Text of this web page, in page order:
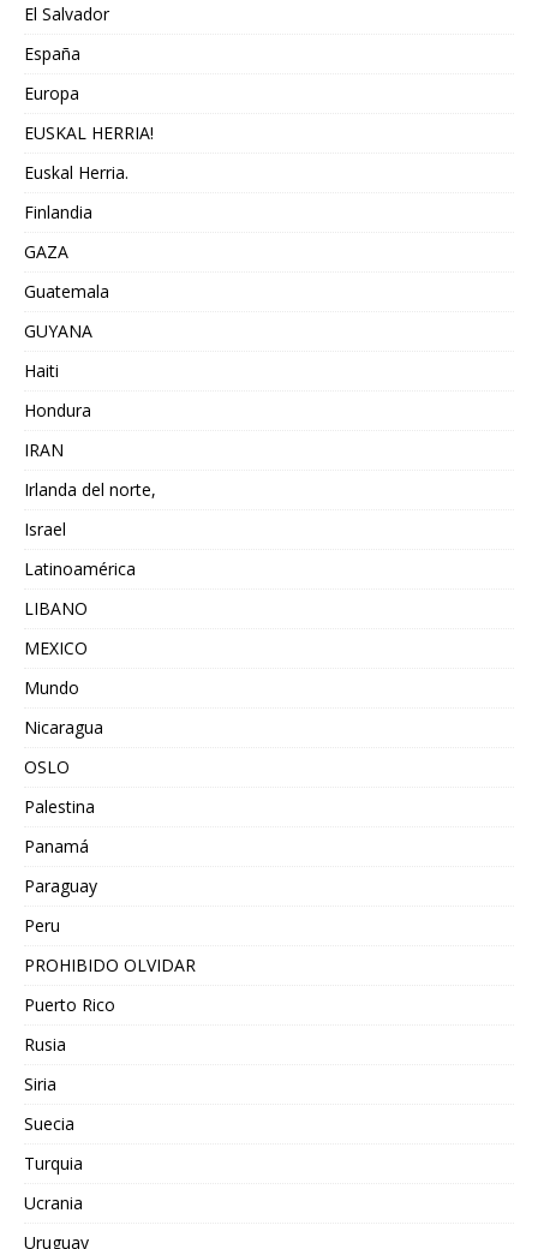
El Salvador
España
Europa
EUSKAL HERRIA!
Euskal Herria.
Finlandia
GAZA
Guatemala
GUYANA
Haiti
Hondura
IRAN
Irlanda del norte,
Israel
Latinoamérica
LIBANO
MEXICO
Mundo
Nicaragua
OSLO
Palestina
Panamá
Paraguay
Peru
PROHIBIDO OLVIDAR
Puerto Rico
Rusia
Siria
Suecia
Turquia
Ucrania
Uruguay